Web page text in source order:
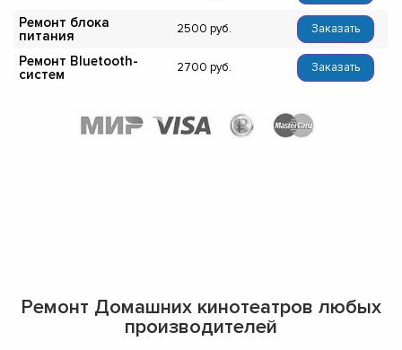
Ремонт блока
питания
2500 Заказать
Ремонт Bluetooth-
систем
2700 Заказать
Ремонт Домашних кинотеатров любых
производителей